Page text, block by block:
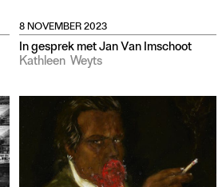
8 NOVEMBER 2023
In gesprek met Jan Van Imschoot
Kathleen Weyts